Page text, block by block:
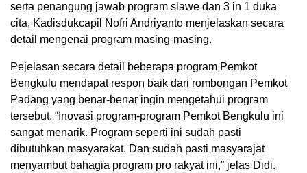
serta penangung jawab program slawe dan 3 in 1 duka
cita, Kadisdukcapil Nofri Andriyanto menjelaskan secara
detail mengenai program masing-masing.
Pejelasan secara detail beberapa program Pemkot
Bengkulu mendapat respon baik dari rombongan Pemkot
Padang yang benar-benar ingin mengetahui program
tersebut. “Inovasi program-program Pemkot Bengkulu ini
sangat menarik. Program seperti ini sudah pasti
dibutuhkan masyarakat. Dan sudah pasti masyarajat
menyambut bahagia program pro rakyat ini,” jelas Didi.